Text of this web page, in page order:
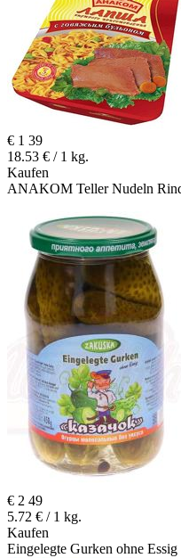
€ 1 39
18.53 € / 1 kg.
Kaufen
ANAKOM Teller Nudeln
€ 2 49
5.72 € / 1 kg.
Kaufen
Eingelegte Gurken ohne Essig